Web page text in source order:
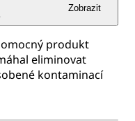
Zobrazit
produkt
eliminovat
kontaminací